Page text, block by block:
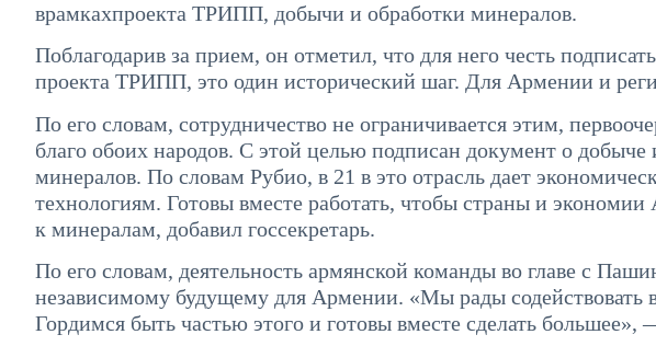
врамкахпроекта ТРИПП, добычи и обработки минералов.
Поблагодарив за прием, он отметил, что для него честь
проекта ТРИПП, это один исторический шаг. Для Армении и
По его словам, сотрудничество не ограничивается этим,
благо обоих народов. С этой целью подписан документ о
минералов. По словам Рубио, в 21 в это отрасль дает
технологиям. Готовы вместе работать, чтобы страны и
к минералам, добавил госсекретарь.
По его словам, деятельность армянской команды во главе с
независимому будущему для Армении. «Мы рады содействовать
Гордимся быть частью этого и готовы вместе сделать